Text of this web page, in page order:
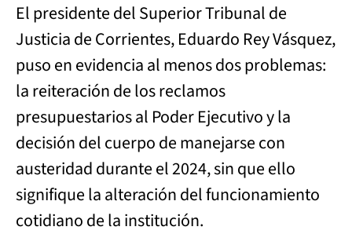
El presidente del Superior Tribunal de
Justicia de Corrientes, Eduardo Rey Vásquez,
puso en evidencia al menos dos problemas:
la reiteración de los reclamos
presupuestarios al Poder Ejecutivo y la
decisión del cuerpo de manejarse con
austeridad durante el 2024, sin que ello
signifique la alteración del funcionamiento
cotidiano de la institución.